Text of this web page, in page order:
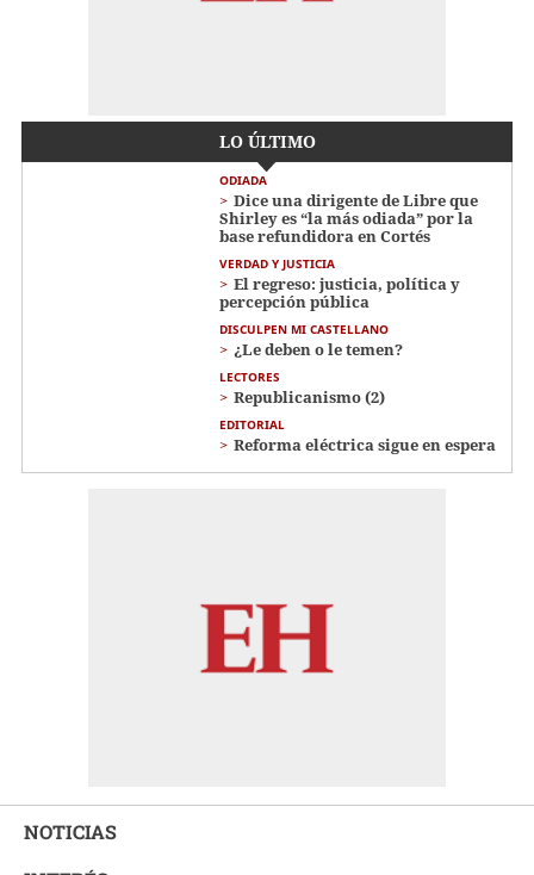
LO ÚLTIMO
ODIADA
Dice una dirigente de Libre que
Shirley es “la más odiada” por la
base refundidora en Cortés
VERDAD Y JUSTICIA
El regreso: justicia, política y
percepción pública
DISCULPEN MI CASTELLANO
¿Le deben o le temen?
LECTORES
Republicanismo (2)
EDITORIAL
Reforma eléctrica sigue en espera
NOTICIAS